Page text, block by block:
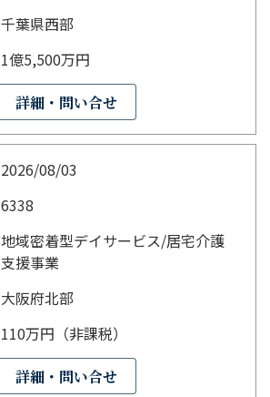
千葉県西部
1億5,500万円
詳細・問い合せ
2026/08/03
6338
地域密着型デイサービス/居宅介護
支援事業
大阪府北部
110万円（非課税）
詳細・問い合せ